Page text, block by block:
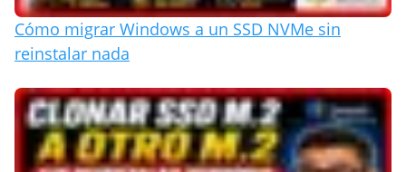
Cómo migrar Windows a un SSD NVMe sin
reinstalar nada